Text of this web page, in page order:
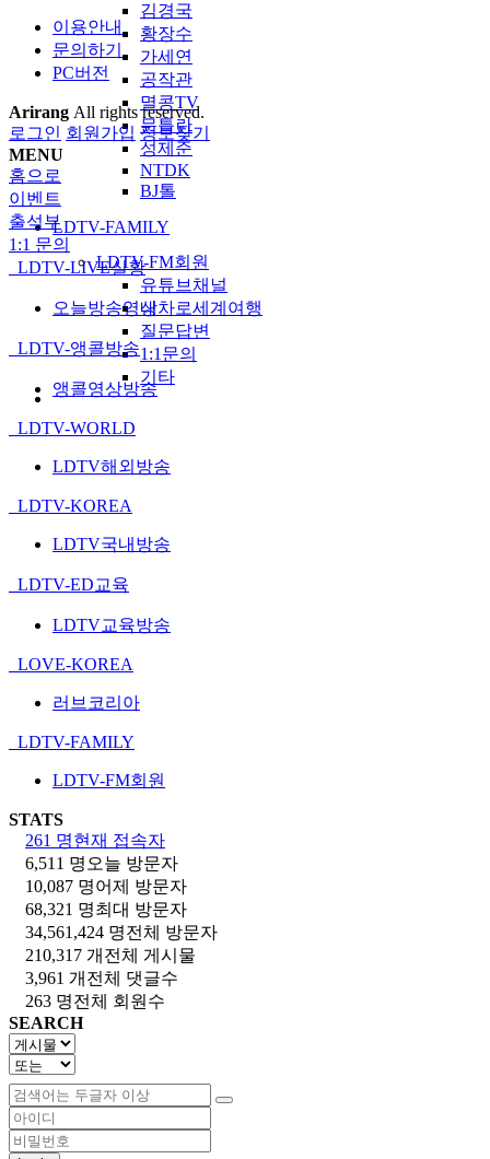
김경국
황장수
가세연
공작관
멸콩TV
문틀란
성제준
NTDK
BJ톨
LDTV-FAMILY
LDTV-FM회원
유튜브채널
내차로세계여행
질문답변
1:1문의
기타
이용안내
문의하기
PC버전
Arirang All rights reserved.
로그인 회원가입 정보찾기
MENU
홈으로
이벤트
출석부
1:1 문의
LDTV-LIVE실황
오늘방송영상
LDTV-앵콜방송
앵콜영상방송
LDTV-WORLD
LDTV해외방송
LDTV-KOREA
LDTV국내방송
LDTV-ED교육
LDTV교육방송
LOVE-KOREA
러브코리아
LDTV-FAMILY
LDTV-FM회원
STATS
261 명현재 접속자
6,511 명 오늘 방문자
10,087 명어제 방문자
68,321 명최대 방문자
34,561,424 명전체 방문자
210,317 개 전체 게시물
3,961 개 전체 댓글수
263 명전체 회원수
SEARCH